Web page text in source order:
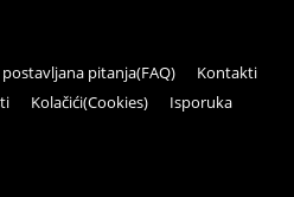
postavljana pitanja(FAQ)
Kontakti
Kolačići(Cookies)
Isporuka